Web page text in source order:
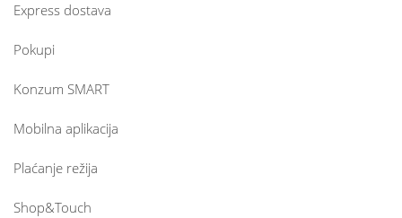
Express dostava
Pokupi
Konzum SMART
Mobilna aplikacija
Plaćanje režija
Shop&Touch